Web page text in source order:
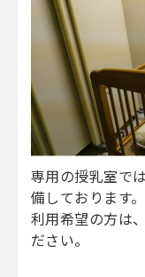
専用の授乳室で
備しております。
利用希望の方は
ださい。